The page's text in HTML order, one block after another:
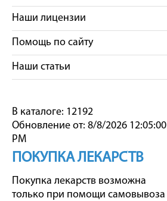
Наши лицензии
Помощь по сайту
Наши статьи
В каталоге: 12192
Обновление от: 8/8/2026 12:05:00
PM
ПОКУПКА ЛЕКАРСТВ
Покупка лекарств возможна
только при помощи самовывоза